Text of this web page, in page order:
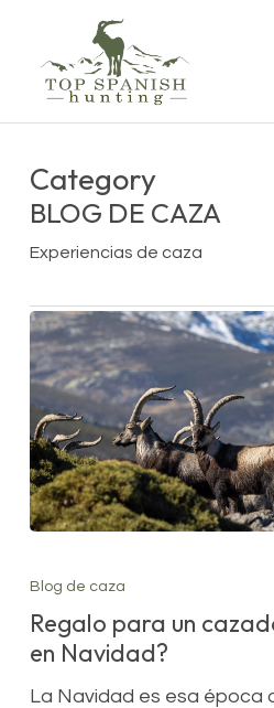
main
content
Category
BLOG DE CAZA
Experiencias de caza
para
cazador:
¿Qué
regalar
Blog de caza
Regalo para un
en Navidad?
La Navidad es esa época